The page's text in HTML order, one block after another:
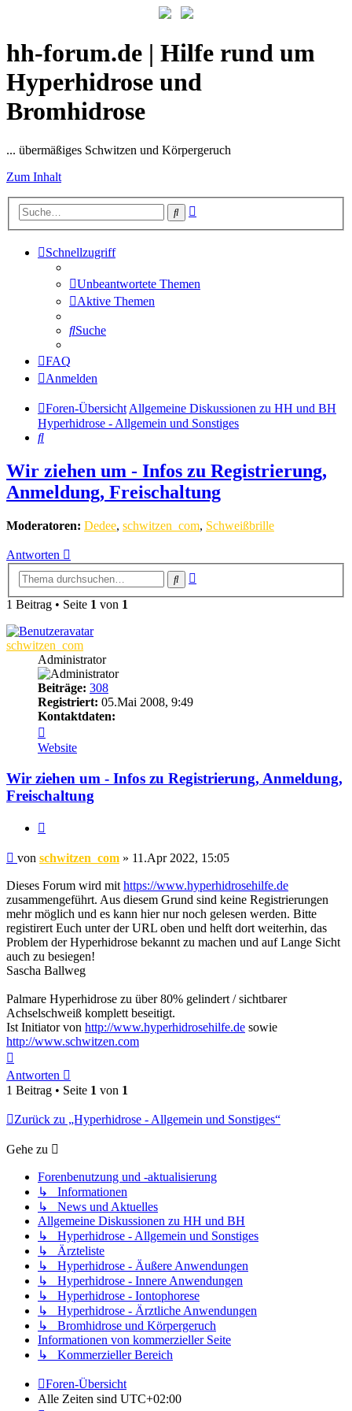
hh-forum.de | Hilfe rund um
Hyperhidrose und
Bromhidrose
... übermäßiges Schwitzen und Körpergeruch
Zum Inhalt
Suche
Schnellzugriff
Unbeantwortete Themen
Aktive Themen
Suche
FAQ
Anmelden
Foren-ÜbersichtAllgemeine Diskussionen zu HH und BH
Hyperhidrose - Allgemein und Sonstiges
Suche
Wir ziehen um - Infos zu Registrierung,
Anmeldung, Freischaltung
Moderatoren: Dedee, schwitzen_com, Schweißbrille
Antworten
Suche
1 Beitrag • Seite 1 von 1
schwitzen_com
Administrator
Beiträge: 308
Registriert: 05.Mai 2008, 9:49
Kontaktdaten:
von
schwitzen_com
Website
Wir ziehen um - Infos zu Registrierung, Anmeldung,
Freischaltung
Beitrag
von schwitzen_com » 11.Apr 2022, 15:05
Dieses Forum wird mit https://www.hyperhidrosehilfe.de
zusammengeführt. Aus diesem Grund sind keine Registrierungen
mehr möglich und es kann hier nur noch gelesen werden. Bitte
registirert Euch unter der URL oben und helft dort weiterhin, das
Problem der Hyperhidrose bekannt zu machen und auf Lange Sicht
auch zu besiegen!
Sascha Ballweg
Palmare Hyperhidrose zu über 80% gelindert / sichtbarer
Achselschweiß komplett beseitigt.
Ist Initiator von http://www.hyperhidrosehilfe.de sowie
http://www.schwitzen.com
oben
Antworten
1 Beitrag • Seite 1 von 1
Zurück zu „Hyperhidrose - Allgemein und Sonstiges“
Gehe zu
Forenbenutzung und -aktualisierung
↳ Informationen
↳ News und Aktuelles
Allgemeine Diskussionen zu HH und BH
↳ Hyperhidrose - Allgemein und Sonstiges
↳ Ärzteliste
↳ Hyperhidrose - Äußere Anwendungen
↳ Hyperhidrose - Innere Anwendungen
↳ Hyperhidrose - Iontophorese
↳ Hyperhidrose - Ärztliche Anwendungen
↳ Bromhidrose und Körpergeruch
Informationen von kommerzieller Seite
↳ Kommerzieller Bereich
Foren-Übersicht
Alle Zeiten sind UTC+02:00